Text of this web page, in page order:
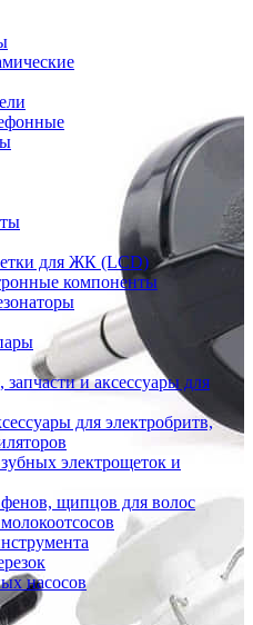
для ЖК (LCD)
компоненты
запчасти и аксессуары для
для электробритв,
электрощеток и
фенов, щипцов для волос
насосов